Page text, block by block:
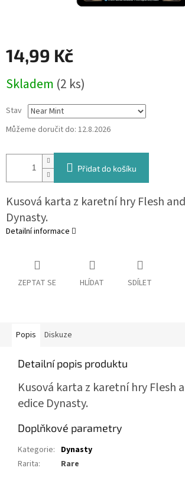
14,99 Kč
cena:
Skladem (2 ks)
Stav
Můžeme doručit do: 12.8.2026
Přidat do košíku
Kusová karta z karetní hry Flesh
Dynasty.
Detailní informace
ZEPTAT SE HLÍDAT SDÍLET
Popis Diskuze
Detailní popis produktu
Kusová karta z karetní hry Flesh
edice Dynasty.
Doplňkové parametry
Kategorie: Dynasty
Rarita: Rare